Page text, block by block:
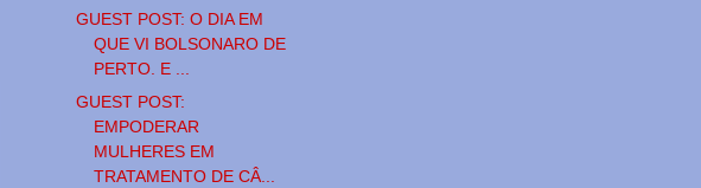
GUEST POST: O DIA EM
QUE VI BOLSONARO DE
PERTO. E ...
GUEST POST:
EMPODERAR
MULHERES EM
TRATAMENTO DE CÂ...